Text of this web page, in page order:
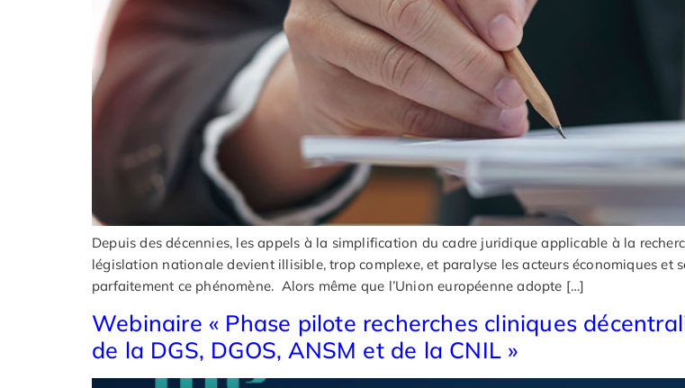
Depuis des décennies, les appels à la simplification du cadre juridique applicable à la
législation nationale devient illisible, trop complexe, et paralyse les acteurs économiques et
parfaitement ce phénomène. Alors même que l’Union européenne adopte […]
Webinaire « Phase pilote recherches cliniques
de la DGS, DGOS, ANSM et de la CNIL »